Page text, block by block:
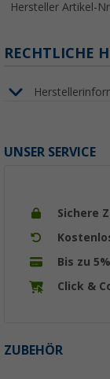
Hersteller Artikel-
RECHTLICHE
UNSER SERVICE
Sichere
Bis zu
Click &
ZUBEHÖR